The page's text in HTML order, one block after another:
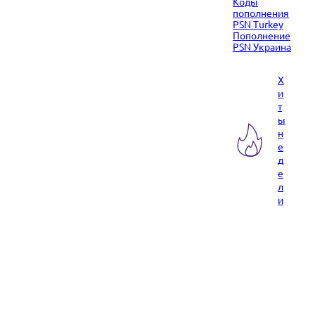
пополнения
PSN Turkey
Пополнение
PSN Украина
Х
и
т
ы
н
е
д
е
л
и